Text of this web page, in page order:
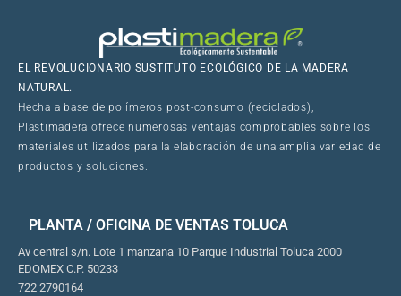
EL REVOLUCIONARIO SUSTITUTO ECOLÓGICO DE LA MADERA
NATURAL.
Hecha a base de polímeros post-consumo (reciclados),
Plastimadera ofrece numerosas ventajas comprobables sobre los
materiales utilizados para la elaboración de una amplia variedad de
productos y soluciones.
PLANTA / OFICINA DE VENTAS TOLUCA
Av central s/n. Lote 1 manzana 10 Parque Industrial Toluca 2000
EDOMEX C.P. 50233
722 2790164